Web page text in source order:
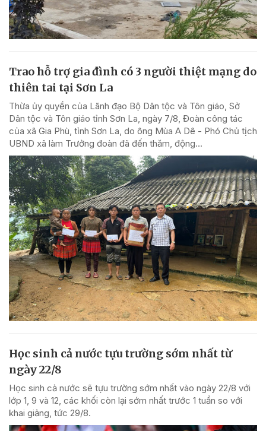
Trao hỗ trợ gia đình có 3 người thiệt mạng do
thiên tai tại Sơn La
Thừa ủy quyền của Lãnh đạo Bộ Dân tộc và Tôn giáo, Sở
Dân tộc và Tôn giáo tỉnh Sơn La, ngày 7/8, Đoàn công tác
của xã Gia Phù, tỉnh Sơn La, do ông Mùa A Dê - Phó Chủ tịch
UBND xã làm Trưởng đoàn đã đến thăm, động...
Học sinh cả nước tựu trường sớm nhất từ
ngày 22/8
Học sinh cả nước sẽ tựu trường sớm nhất vào ngày 22/8 với
lớp 1, 9 và 12, các khối còn lại sớm nhất trước 1 tuần so với
khai giảng, tức 29/8.